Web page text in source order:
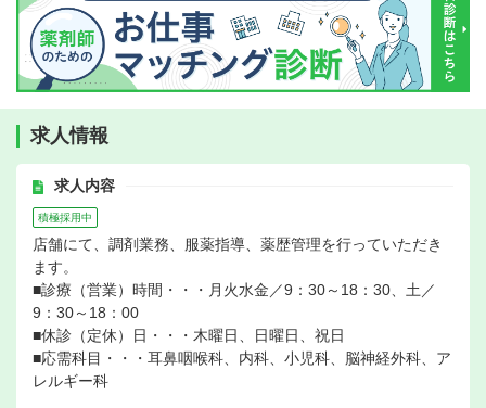
求人情報
求人内容
積極採用中
店舗にて、調剤業務、服薬指導、薬歴管理を行っていただき
ます。
■診療（営業）時間・・・月火水金／9：30～18：30、土／
9：30～18：00
■休診（定休）日・・・木曜日、日曜日、祝日
■応需科目・・・耳鼻咽喉科、内科、小児科、脳神経外科、ア
レルギー科